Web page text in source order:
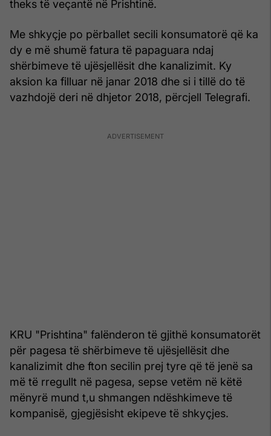
theks të veçantë në Prishtinë.
Me shkyçje po përballet secili konsumatorë që ka
dy e më shumë fatura të papaguara ndaj
shërbimeve të ujësjellësit dhe kanalizimit. Ky
aksion ka filluar në janar 2018 dhe si i tillë do të
vazhdojë deri në dhjetor 2018, përcjell Telegrafi.
KRU "Prishtina" falënderon të gjithë konsumatorët
për pagesa të shërbimeve të ujësjellësit dhe
kanalizimit dhe fton secilin prej tyre që të jenë sa
më të rregullt në pagesa, sepse vetëm në këtë
mënyrë mund t,u shmangen ndëshkimeve të
kompanisë, gjegjësisht ekipeve të shkyçjes.